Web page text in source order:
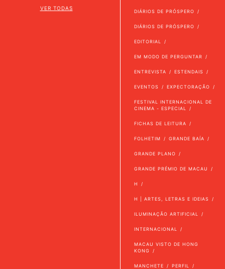
VER TODAS
DIÁRIOS DE PRÓSPERO
DIÁRIOS DE PRÓSPERO
EDITORIAL
EM MODO DE PERGUNTAR
ENTREVISTA ESTENDAIS
EVENTOS EXPECTORAÇÃO
FESTIVAL INTERNACIONAL DE
CINEMA - ESPECIAL
FICHAS DE LEITURA
FOLHETIM GRANDE BAÍA
GRANDE PLANO
GRANDE PRÉMIO DE MACAU
H
H | ARTES, LETRAS E IDEIAS
ILUMINAÇÃO ARTIFICIAL
INTERNACIONAL
MACAU VISTO DE HONG
KONG
MANCHETE PERFIL